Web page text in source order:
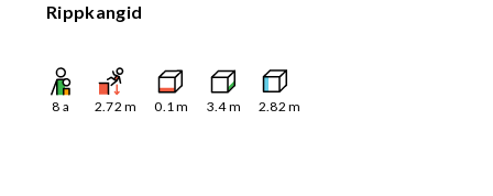
Rippkangid
8 a 2.72 m 0.1m 3.4m 2.82 m